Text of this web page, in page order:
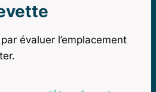
évaluer l’emplacement